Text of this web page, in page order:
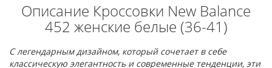
Описание Кроссовки New Balance
452 женские белые (36-41)
С легендарным дизайном, который сочетает в себе
классическую элегантность и современные тенденции, эти